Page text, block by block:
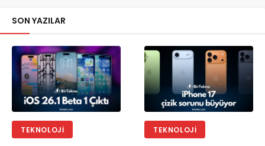
SON YAZILAR
TEKNOLOJI TEKNOLOJI